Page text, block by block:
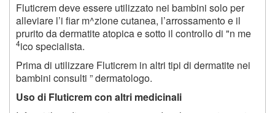
Fluticrem deve essere utilizzato nei bambini solo per
alleviare l’i fiar m^zione cutanea, l’arrossamento e il
prurito da dermatite atopica e sotto il controllo di "n me
4ico specialista.
Prima di utilizzare Fluticrem in altri tipi di dermatite nei
bambini consulti ” dermatologo.
Uso di Fluticrem con altri medicinali